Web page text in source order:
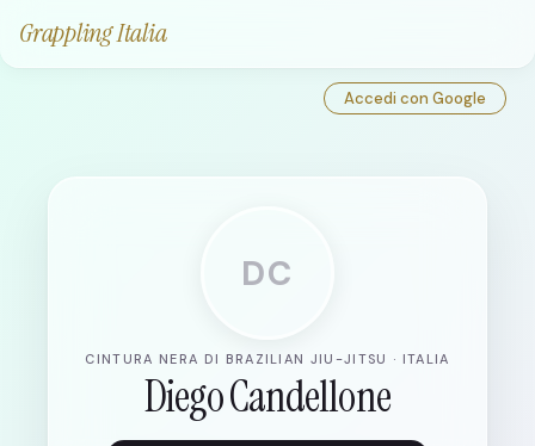
Grappling Italia
Accedi con Google
DC
CINTURA NERA DI BRAZILIAN JIU-JITSU · ITALIA
Diego Candellone